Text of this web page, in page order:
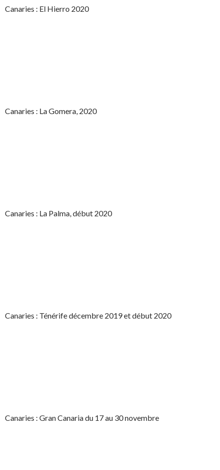
Canaries : El Hierro 2020
Canaries : La Gomera, 2020
Canaries : La Palma, début 2020
Canaries : Ténérife décembre 2019 et début 2020
Canaries : Gran Canaria du 17 au 30 novembre